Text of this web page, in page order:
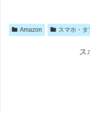
Amazon スマホ・タ
ス